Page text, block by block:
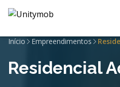
Início Empreendimentos
Residencial